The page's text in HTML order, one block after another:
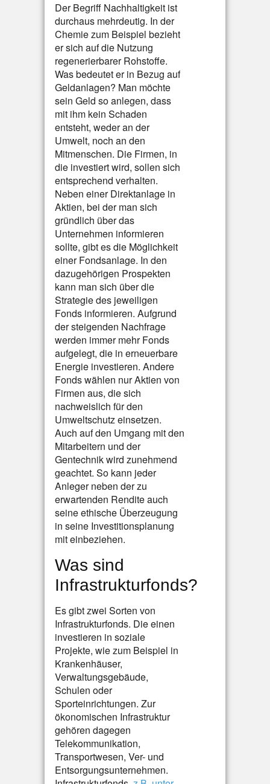
Der Begriff Nachhaltigkeit ist
durchaus mehrdeutig. In der
Chemie zum Beispiel bezieht
er sich auf die Nutzung
regenerierbarer Rohstoffe.
Was bedeutet er in Bezug auf
Geldanlagen? Man möchte
sein Geld so anlegen, dass
mit ihm kein Schaden
entsteht, weder an der
Umwelt, noch an den
Mitmenschen. Die Firmen, in
die investiert wird, sollen sich
entsprechend verhalten.
Neben einer Direktanlage in
Aktien, bei der man sich
gründlich über das
Unternehmen informieren
sollte, gibt es die Möglichkeit
einer Fondsanlage. In den
dazugehörigen Prospekten
kann man sich über die
Strategie des jeweiligen
Fonds informieren. Aufgrund
der steigenden Nachfrage
werden immer mehr Fonds
aufgelegt, die in erneuerbare
Energie investieren. Andere
Fonds wählen nur Aktien von
Firmen aus, die sich
nachweislich für den
Umweltschutz einsetzen.
Auch auf den Umgang mit den
Mitarbeitern und der
Gentechnik wird zunehmend
geachtet. So kann jeder
Anleger neben der zu
erwartenden Rendite auch
seine ethische Überzeugung
in seine Investitionsplanung
mit einbeziehen.
Was sind
Infrastrukturfonds?
Es gibt zwei Sorten von
Infrastrukturfonds. Die einen
investieren in soziale
Projekte, wie zum Beispiel in
Krankenhäuser,
Verwaltungsgebäude,
Schulen oder
Sporteinrichtungen. Zur
ökonomischen Infrastruktur
gehören dagegen
Telekommunikation,
Transportwesen, Ver- und
Entsorgungsunternehmen.